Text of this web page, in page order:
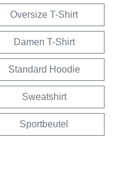
Oversize T-Shirt
Damen T-Shirt
Standard Hoodie
Sweatshirt
Sportbeutel